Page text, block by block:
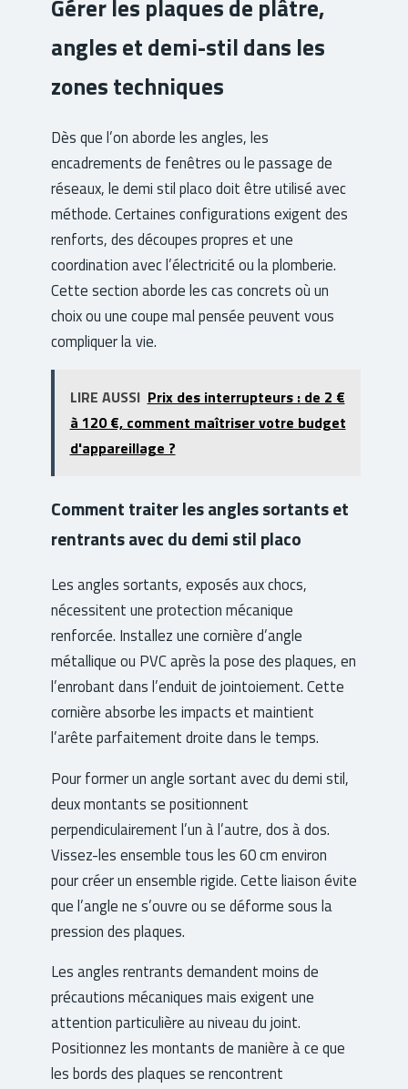
Gérer les plaques de plâtre,
angles et demi-stil dans les
zones techniques
Dès que l’on aborde les angles, les
encadrements de fenêtres ou le passage de
réseaux, le demi stil placo doit être utilisé avec
méthode. Certaines configurations exigent des
renforts, des découpes propres et une
coordination avec l’électricité ou la plomberie.
Cette section aborde les cas concrets où un
choix ou une coupe mal pensée peuvent vous
compliquer la vie.
LIRE AUSSI Prix des interrupteurs : de 2 €
à 120 €, comment maîtriser votre budget
d'appareillage ?
Comment traiter les angles sortants et
rentrants avec du demi stil placo
Les angles sortants, exposés aux chocs,
nécessitent une protection mécanique
renforcée. Installez une cornière d’angle
métallique ou PVC après la pose des plaques, en
l’enrobant dans l’enduit de jointoiement. Cette
cornière absorbe les impacts et maintient
l’arête parfaitement droite dans le temps.
Pour former un angle sortant avec du demi stil,
deux montants se positionnent
perpendiculairement l’un à l’autre, dos à dos.
Vissez-les ensemble tous les 60 cm environ
pour créer un ensemble rigide. Cette liaison évite
que l’angle ne s’ouvre ou se déforme sous la
pression des plaques.
Les angles rentrants demandent moins de
précautions mécaniques mais exigent une
attention particulière au niveau du joint.
Positionnez les montants de manière à ce que
les bords des plaques se rencontrent